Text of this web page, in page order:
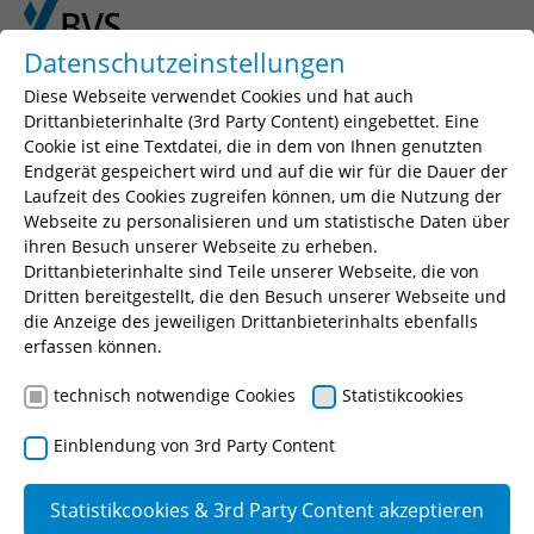
Skip to main content
Skip to page footer
Seminarsuche
Geben Sie einen Suchbegriff, Ihr gewünschtes
Seminar oder eine Seminarnummer ein.
Suchen
Soziales
Soziales
Datenschutzeinstellungen
Diese Webseite verwendet Cookies und hat auch
Drittanbieterinhalte (3rd Party Content) eingebettet. Eine
Cookie ist eine Textdatei, die in dem von Ihnen genutzten
Endgerät gespeichert wird und auf die wir für die Dauer der
Laufzeit des Cookies zugreifen können, um die Nutzung der
Webseite zu personalisieren und um statistische Daten über
ihren Besuch unserer Webseite zu erheben.
Drittanbieterinhalte sind Teile unserer Webseite, die von
Dritten bereitgestellt, die den Besuch unserer Webseite und
die Anzeige des jeweiligen Drittanbieterinhalts ebenfalls
erfassen können.
technisch notwendige Cookies Statistikcookies
Einblendung von 3rd Party Content
Statistikcookies & 3rd Party Content akzeptieren